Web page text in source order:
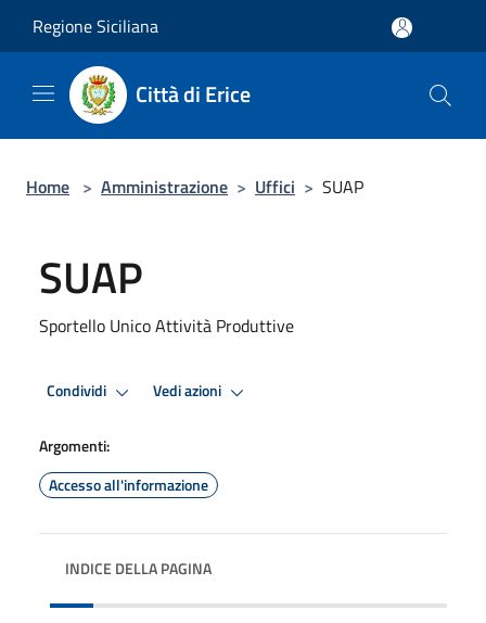
Regione Siciliana
Città di Erice
Home > Amministrazione > Uffici > SUAP
SUAP
Sportello Unico Attività Produttive
Condividi Vedi azioni
Argomenti:
Accesso all'informazione
INDICE DELLA PAGINA